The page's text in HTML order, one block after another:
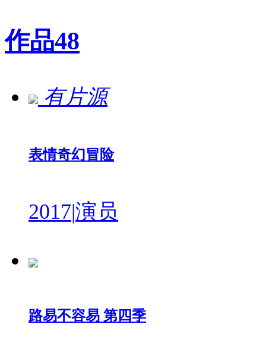
作品48
有片源
表情奇幻冒险
2017|演员
路易不容易 第四季